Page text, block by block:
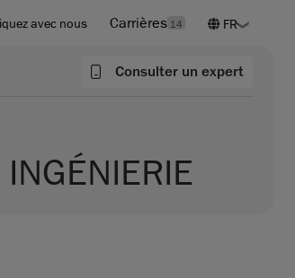
avec nous Carrières 14
Consulter un expert
INGÉNIERIE